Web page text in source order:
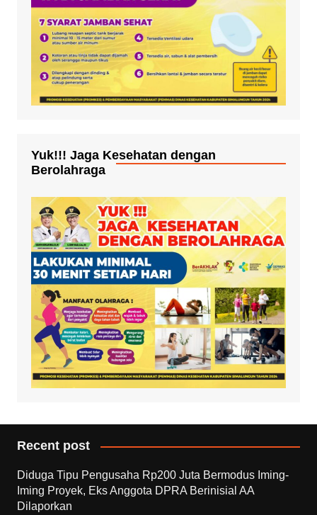
Yuk!!! Jaga Kesehatan dengan
Berolahraga
Recent post
Diduga Tipu Pengusaha Rp200 Juta Bermodus Iming-
Iming Proyek, Eks Anggota DPRA Berinisial AA
Dilaporkan